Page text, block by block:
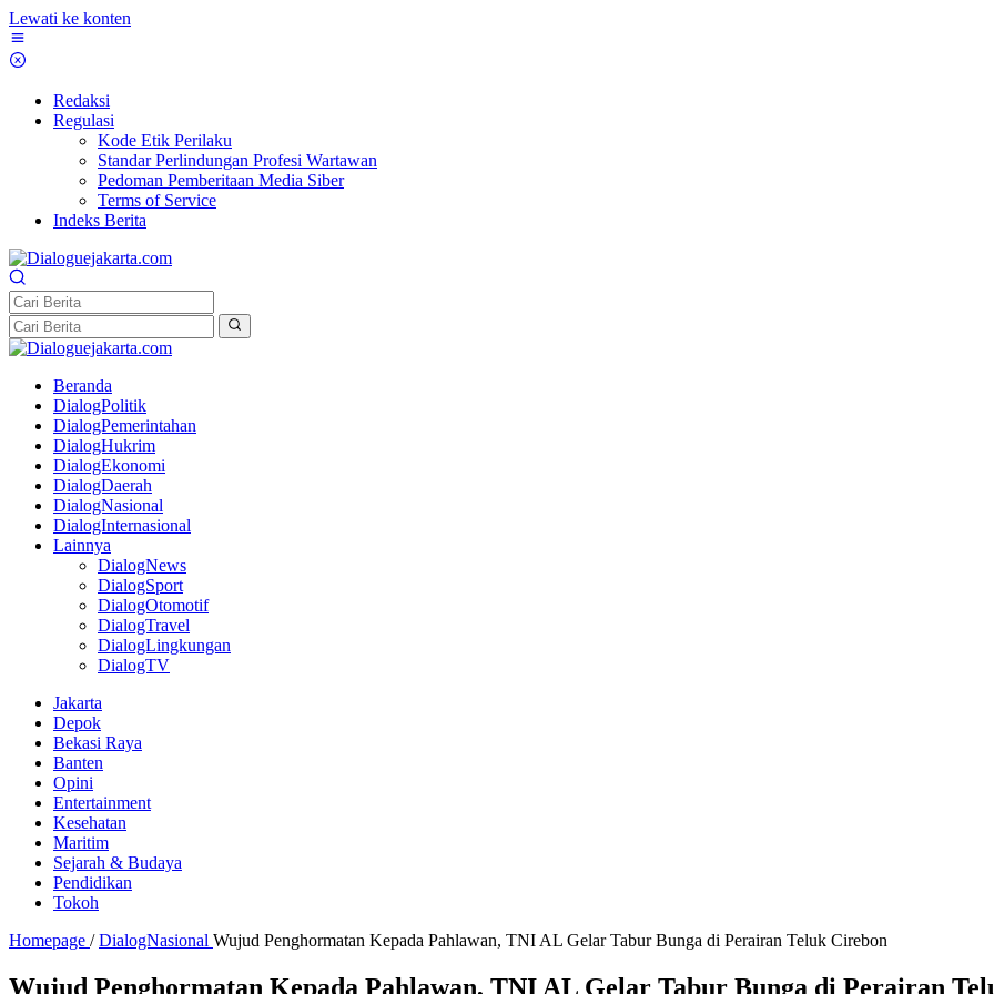
Lewati ke konten
Redaksi
Regulasi
Kode Etik Perilaku
Standar Perlindungan Profesi Wartawan
Pedoman Pemberitaan Media Siber
Terms of Service
Indeks Berita
Beranda
DialogPolitik
DialogPemerintahan
DialogHukrim
DialogEkonomi
DialogDaerah
DialogNasional
DialogInternasional
Lainnya
DialogNews
DialogSport
DialogOtomotif
DialogTravel
DialogLingkungan
DialogTV
Jakarta
Depok
Bekasi Raya
Banten
Opini
Entertainment
Kesehatan
Maritim
Sejarah & Budaya
Pendidikan
Tokoh
Homepage / DialogNasional Wujud Penghormatan Kepada Pahlawan, TNI AL Gelar Tabur Bunga di Perairan Teluk Cirebon
Wujud Penghormatan Kepada Pahlawan, TNI AL Gelar Tabur Bunga di Perairan